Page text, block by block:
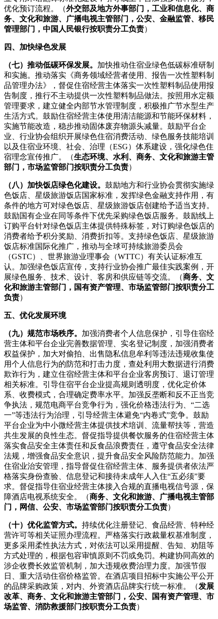
优化预订流程。（外交部及地方外事部门，工业和信息化、商
务、文化和旅游、广播电视主管部门，公安、金融监管、移民
管理部门，中国人民银行按职责分工负责）
四、加快绿色发展
（七）推动低碳环保发展。 加快推动住宿业绿色低碳标准研制
和实施。推动落实《商务领域经营者使用、报告一次性塑料制
品管理办法》，督促住宿经营主体落实一次性塑料制品使用报
告制度，推行不主动提供一次性塑料制品做法。按照用水定额
管理要求，建立健全内部节水管理制度，积极推广节水型生产
生活方式。鼓励住宿经营主体使用清洁能源和节能环保材料，
实施节能改造，稳步推动固体废弃物源头减量。鼓励平台企
业、行业协会组织开展绿色住宿消费活动、绿色服务技能培训
以及住宿业环境、社会、治理（ESG）体系建设，强化绿色住
宿理念宣传推广。（生态环境、水利、商务、文化和旅游主管
部门，市场监管部门按职责分工负责）
（八）加快饭店绿色化建设。 鼓励地方和行业协会贯彻实施绿
色饭店、星级旅游饭店国家标准，发挥绿色金融支持作用，有
条件的地方可对绿色饭店、星级旅游饭店创建给予适当支持。
鼓励国有企业在同等条件下优先采购绿色饭店服务。鼓励线上
订购平台针对绿色饭店主体提供特殊标签，对订购绿色饭店的
消费者给予积分奖励、消费折扣等。支持绿色饭店、星级旅游
饭店标准国际化推广，推动与全球可持续旅游委员会
（GSTC）、世界旅游业理事会（WTTC）有关认证标准互
认。加强绿色饭店宣传，支持行业协会推广最佳实践案例，开
展绿色服务、技术、设计、客房和供应链等交流。（商务、文
化和旅游主管部门，国有资产管理、市场监管部门按职责分工
负责）
五、优化发展环境
（九）规范市场秩序。 加强消费者个人信息保护，引导住宿经
营主体和平台企业完善数据管理、实名登记制度，加强消费者
权益保护，加大对偷拍、出售隐私信息牟利等违法违规收集使
用个人信息行为的防范和打击力度，查处利用大数据进行消费
欺诈行为，建立住宿经营主体和平台企业客房预订、退订管理
相关标准。引导住宿平台企业提高规则透明度，优化定价体
系、收费模式，合理确定费率水平。加强反垄断和反不正当竞
争执法，规范电商平台竞争行为，强化价格违法行为、“二选
一”等违法行为治理，引导经营主体避免“内卷式”竞争。鼓励
平台企业为中小微经营主体提供技术培训、流量帮扶等，营造
共生发展的良性生态。督促指导提供餐饮服务的住宿经营主体
落实食品安全主体责任和反食品浪费责任，遵守食品安全法律
法规，增强食品安全意识，提升食品安全风险防范能力。加强
住宿业治安管理，指导督促住宿经营主体、服务提供者依法严
格落实身份查验、信息登记和接待未成年人入住“五必须”要
求。督促指导住宿业经营主体接入合规的直播电视信号源，保
障酒店电视系统安全。（商务、文化和旅游、广播电视主管部
门，网信、公安、市场监管部门按职责分工负责）
（十）优化监管方式。 持续优化注册登记、食品经营、特种经
营许可等相关证照办理流程。严格落实行政裁量权基准制度，
更多采用柔性执法方式，对依法可以采用提醒、告知、劝阻等
方式处理的，根据包容审慎原则不罚或免罚。构建协同高效的
涉企收费长效监管机制，加大违规收费治理力度。加强节假
日、重大活动住宿价格监管。在酒店项目招标中实施公平公开
的品牌采购政策，对内、外资酒店品牌实行统一标准。（发展
改革、商务、文化和旅游主管部门，公安、国有资产管理、市
场监管、消防救援部门按职责分工负责）